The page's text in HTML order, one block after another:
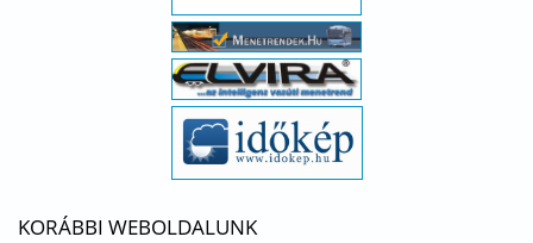
KORÁBBI WEBOLDALUNK